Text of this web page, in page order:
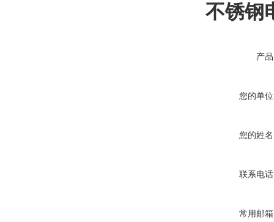
不锈钢
产
您的单
您的姓
联系电
常用邮